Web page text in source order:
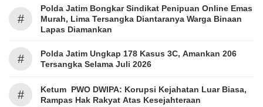
#
Polda Jatim Bongkar Sindikat Penipuan Online Emas
Murah, Lima Tersangka Diantaranya Warga Binaan
Lapas Diamankan
#
Polda Jatim Ungkap 178 Kasus 3C, Amankan 206
Tersangka Selama Juli 2026
#
Ketum PWO DWIPA: Korupsi Kejahatan Luar Biasa,
Rampas Hak Rakyat Atas Kesejahteraan